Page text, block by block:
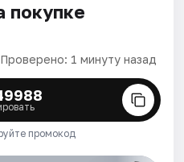
покупке
Проверено: 1 минуту назад
промокод